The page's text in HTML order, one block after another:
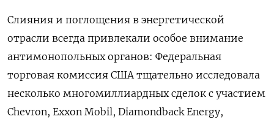
Слияния и поглощения в энергетической
отрасли всегда привлекали особое внимание
антимонопольных органов: Федеральная
торговая комиссия США тщательно исследовала
несколько многомиллиардных сделок с участием
Chevron, Exxon Mobil, Diamondback Energy,